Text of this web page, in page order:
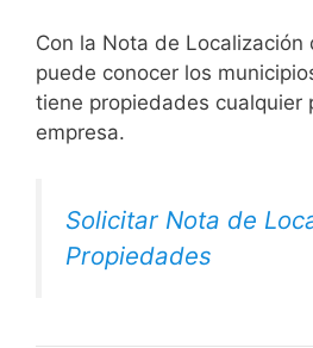
Con la Nota de Localización
puede conocer los
tiene propiedades cualquier
empresa.
Solicitar Nota de
Propiedades